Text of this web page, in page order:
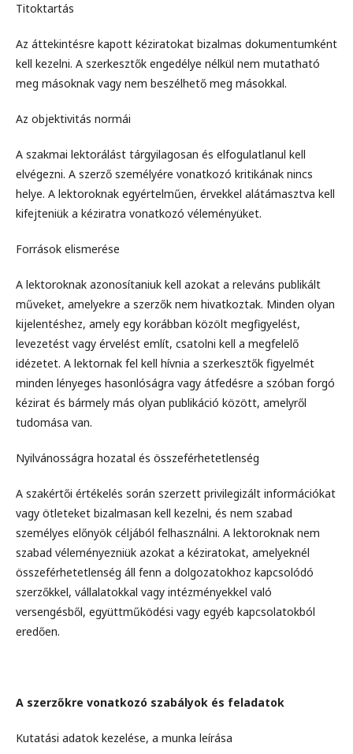
Titoktartás
Az áttekintésre kapott kéziratokat bizalmas dokumentumként
kell kezelni. A szerkesztők engedélye nélkül nem mutatható
meg másoknak vagy nem beszélhető meg másokkal.
Az objektivitás normái
A szakmai lektorálást tárgyilagosan és elfogulatlanul kell
elvégezni. A szerző személyére vonatkozó kritikának nincs
helye. A lektoroknak egyértelműen, érvekkel alátámasztva kell
kifejteniük a kéziratra vonatkozó véleményüket.
Források elismerése
A lektoroknak azonosítaniuk kell azokat a releváns publikált
műveket, amelyekre a szerzők nem hivatkoztak. Minden olyan
kijelentéshez, amely egy korábban közölt megfigyelést,
levezetést vagy érvelést említ, csatolni kell a megfelelő
idézetet. A lektornak fel kell hívnia a szerkesztők figyelmét
minden lényeges hasonlóságra vagy átfedésre a szóban forgó
kézirat és bármely más olyan publikáció között, amelyről
tudomása van.
Nyilvánosságra hozatal és összeférhetetlenség
A szakértői értékelés során szerzett privilegizált információkat
vagy ötleteket bizalmasan kell kezelni, és nem szabad
személyes előnyök céljából felhasználni. A lektoroknak nem
szabad véleményezniük azokat a kéziratokat, amelyeknél
összeférhetetlenség áll fenn a dolgozatokhoz kapcsolódó
szerzőkkel, vállalatokkal vagy intézményekkel való
versengésből, együttműködési vagy egyéb kapcsolatokból
eredően.
A szerzőkre vonatkozó szabályok és feladatok
Kutatási adatok kezelése, a munka leírása